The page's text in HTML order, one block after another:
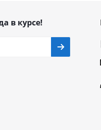
в курсе!